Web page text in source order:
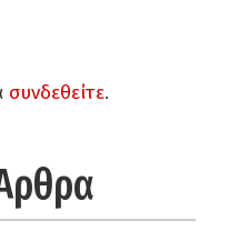
συνδεθείτε.